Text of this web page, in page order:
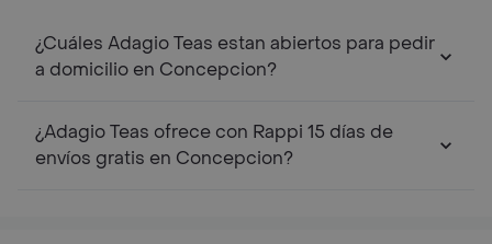
¿Cuáles Adagio Teas estan abiertos para pedir
a domicilio en Concepcion?
¿Adagio Teas ofrece con Rappi 15 días de
envíos gratis en Concepcion?